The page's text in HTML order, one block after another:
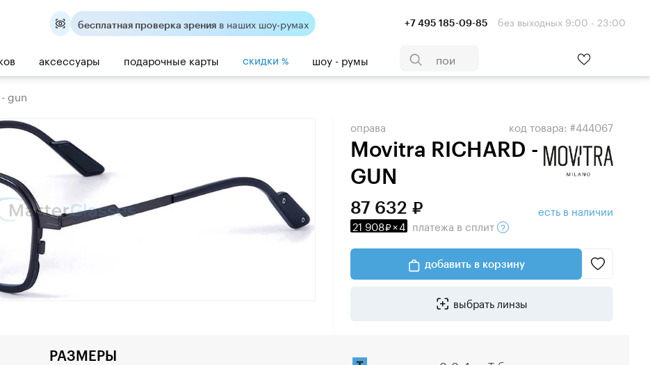
+7 495 185-09-85 без выходных 9:00 - 23:00
бесплатная проверка зрения в наших шоу-румах
аксессуары подарочные карты скидки % шоу - румы
gun
оправа
Movitra RICHARD -
GUN
код товара: #444067
87 632
21 908 ×4 платежа в сплит
есть в наличии
добавить в корзину
выбрать линзы
РАЗМЕРЫ